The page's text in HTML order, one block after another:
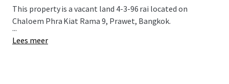
This property is a vacant land 4-3-96 rai located on
Chaloem Phra Kiat Rama 9, Prawet, Bangkok.
...
Lees meer